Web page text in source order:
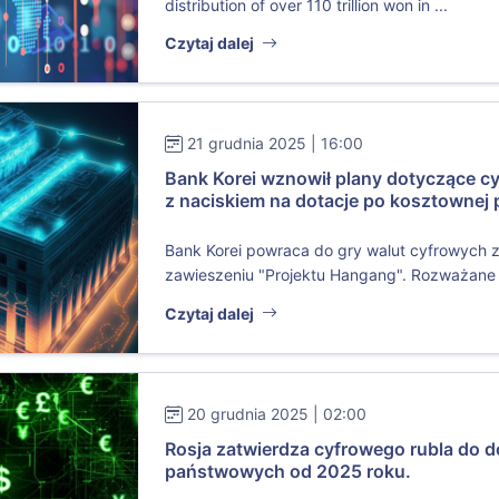
distribution of over 110 trillion won in ...
Czytaj dalej
21 grudnia 2025 | 16:00
Bank Korei wznowił plany dotyczące
z naciskiem na dotacje po kosztownej
Bank Korei powraca do gry walut cyfrowych
zawieszeniu "Projektu Hangang".
Czytaj dalej
20 grudnia 2025 | 02:00
Rosja zatwierdza cyfrowego rubla do
państwowych od 2025 roku.